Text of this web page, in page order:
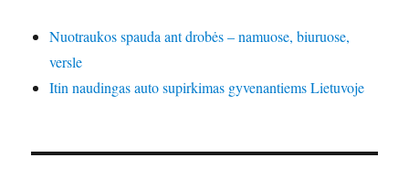
Nuotraukos spauda ant drobės – namuose, biuruose,
versle
Itin naudingas auto supirkimas gyvenantiems Lietuvoje